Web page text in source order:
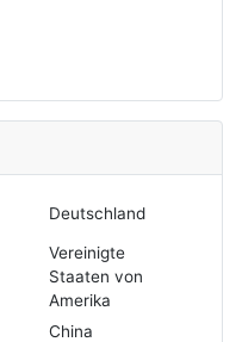
Deutschland
Vereinigte
Staaten von
Amerika
China